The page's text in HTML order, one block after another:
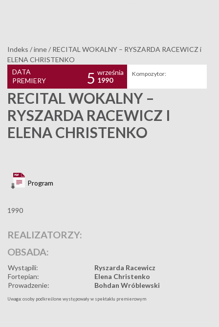
Indeks /inne/ RECITAL WOKALNY – RYSZARDA RACEWICZ i
ELENA CHRISTENKO
DATA
PREMIERY
5 września
1990
Kompozytor:
RECITAL WOKALNY –
RYSZARDA RACEWICZ I
ELENA CHRISTENKO
Program
1990
REALIZATORZY:
OBSADA:
Wystąpili:
Ryszarda Racewicz
Fortepian:
Elena Christenko
Prowadzenie:
Bohdan Wróblewski
Uwaga: osoby podkreślone występowały w spektaklu premierowym